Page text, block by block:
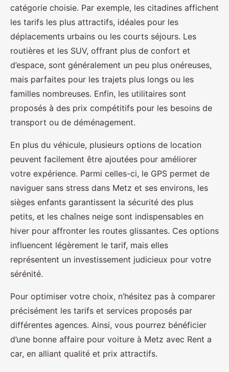
catégorie choisie. Par exemple, les citadines affichent
les tarifs les plus attractifs, idéales pour les
déplacements urbains ou les courts séjours. Les
routières et les SUV, offrant plus de confort et
d’espace, sont généralement un peu plus onéreuses,
mais parfaites pour les trajets plus longs ou les
familles nombreuses. Enfin, les utilitaires sont
proposés à des prix compétitifs pour les besoins de
transport ou de déménagement.
En plus du véhicule, plusieurs options de location
peuvent facilement être ajoutées pour améliorer
votre expérience. Parmi celles-ci, le GPS permet de
naviguer sans stress dans Metz et ses environs, les
sièges enfants garantissent la sécurité des plus
petits, et les chaînes neige sont indispensables en
hiver pour affronter les routes glissantes. Ces options
influencent légèrement le tarif, mais elles
représentent un investissement judicieux pour votre
sérénité.
Pour optimiser votre choix, n’hésitez pas à comparer
précisément les tarifs et services proposés par
différentes agences. Ainsi, vous pourrez bénéficier
d’une bonne affaire pour voiture à Metz avec Rent a
car, en alliant qualité et prix attractifs.